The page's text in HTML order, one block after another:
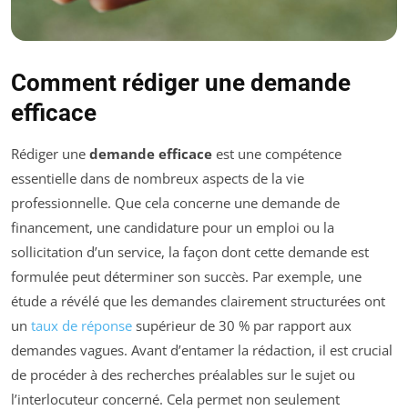
Comment rédiger une demande
efficace
Rédiger une demande efficace est une compétence
essentielle dans de nombreux aspects de la vie
professionnelle. Que cela concerne une demande de
financement, une candidature pour un emploi ou la
sollicitation d’un service, la façon dont cette demande est
formulée peut déterminer son succès. Par exemple, une
étude a révélé que les demandes clairement structurées ont
un taux de réponse supérieur de 30 % par rapport aux
demandes vagues. Avant d’entamer la rédaction, il est crucial
de procéder à des recherches préalables sur le sujet ou
l’interlocuteur concerné. Cela permet non seulement